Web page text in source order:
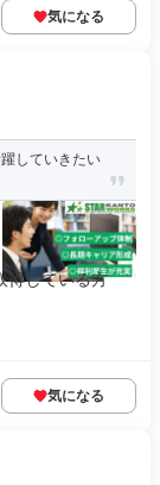
気になる
していきたい
得している方
気になる